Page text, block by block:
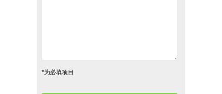
*为必填项目